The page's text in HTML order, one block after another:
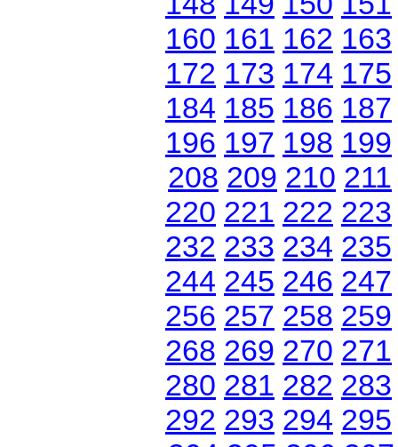
160 161 162 163
172 173 174 175
184 185 186 187
196 197 198 199
208 209 210 211
220 221 222 223
232 233 234 235
244 245 246 247
256 257 258 259
268 269 270 271
280 281 282 283
292 293 294 295